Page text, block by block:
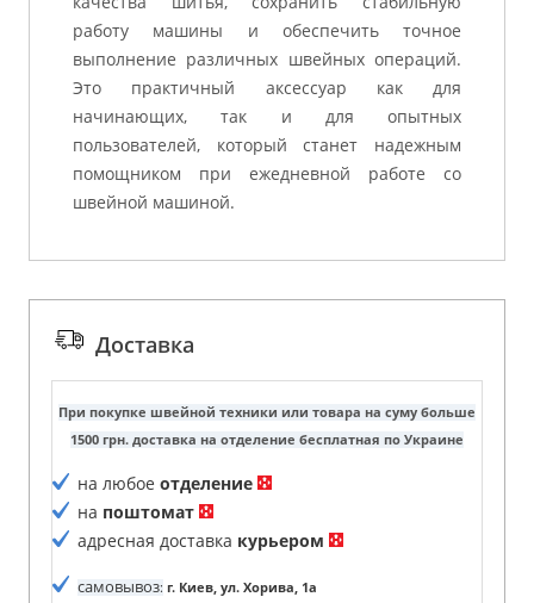
работу машины и обеспечить точное
выполнение различных швейных операций.
Это практичный аксессуар как для
начинающих, так и для опытных
пользователей, который станет надежным
помощником при ежедневной работе со
швейной машиной.
Доставка
При покупке швейной техники или товара на суму больше
1500 грн. доставка на отделение бесплатная по Украине
на любое отделение
на поштомат
адресная доставка курьером
самовывоз: г. Киев, ул. Хорива, 1а